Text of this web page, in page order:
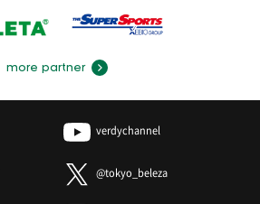
more partner
verdychannel
@tokyo_beleza